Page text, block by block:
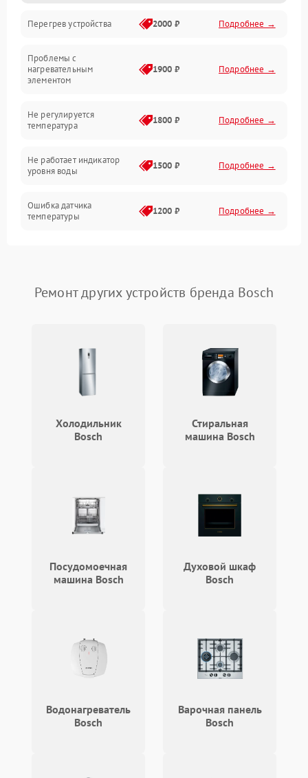
Герметичность
Механика
Перегрев устройства 2000 ₽ Подробнее →
Проблемы с
нагревательным
элементом
1900 ₽ Подробнее →
Не регулируется
температура
1800 ₽ Подробнее →
Не работает индикатор
уровня воды
1500 ₽ Подробнее →
Ошибка датчика
температуры
1200 ₽ Подробнее →
Ошибка платы управления 1500 ₽ Подробнее →
Не сохраняет настройки Подробнее →
Подробнее →
Не подает пар Подробнее →
Ремонт других устройств бренда Bosch
Холодильник
Bosch
Стиральная
машина Bosch
Посудомоечная
машина Bosch
Духовой шкаф
Bosch
Водонагреватель
Bosch
Варочная панель
Bosch